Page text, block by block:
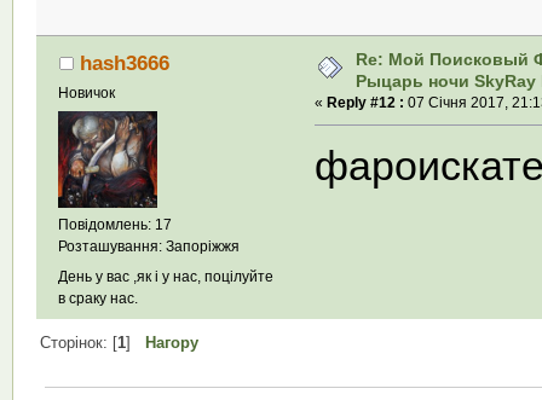
hash3666
Новичок
Повідомлень: 17
Розташування: Запорiжжя
День у вас ,як і у нас, поцілуйте
в сраку нас.
Re: Мой Поисковый
Рыцарь ночи SkyRay
« Reply #12 : 07 Січня 2017,
Сторінок: [1] Нагору